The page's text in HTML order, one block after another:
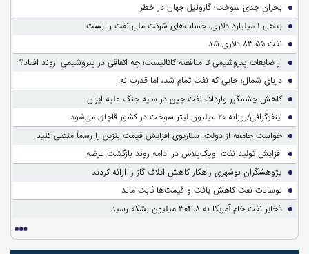
بحران جدی سوخت؛ گازوئیل جهان در خطر
بدهی ۱ میلیارد دلاری، حساب‌های شرکت ملی نفت را بست
نفت ۸۳.۵۵ دلاری شد
از ضایعات پتروشیمی تا مناقصه کاتالیست؛ چه اتفاقی در پتروشیمی اروند افتاد؟
دریای شمال؛ جایی که نفت تمام شد، اما قدرت نه!
کاهش چشمگیر واردات نفت چین در سایه جنگ علیه ایران
اینفوگرافی/روزانه ۲۰ میلیون لیتر سوخت در کشور قاچاق می‌شود
خواست جامعه از دولت: سناریوی افزایش قیمت بنزین را رسماً منتفی کنید
افزایش تولید نفت اوپک‌پلاس در ادامه روند بازگشت عرضه
پژوهشگران بوشهری راهکار کاهش اتلاف گاز را ارائه کردند
نوسانات نفت کاهش یافت و قیمت‌ها ثابت ماند
ذخایر نفت خام آمریکا به ۳۰۴.۸ میلیون بشکه رسید